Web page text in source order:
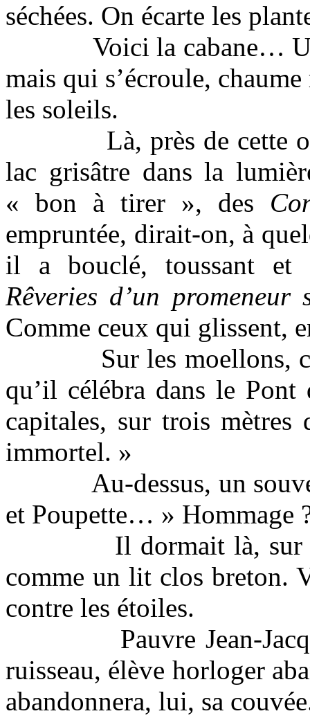
séchées. On écarte les
Voici la cabane…
mais qui s’écroule,
les soleils.
Là, près de cette
lac grisâtre dans la
« bon à tirer », des
empruntée, dirait-on, à
il a bouclé, toussant et
Rêveries d’un promeneur
Comme ceux qui glissent,
Sur les moellons,
qu’il célébra dans le
capitales, sur trois mètres
immortel. »
Au-dessus, un
et Poupette… » Hommage
Il dormait là, sur
comme un lit clos breton.
contre les étoiles.
Pauvre Jean-
ruisseau, élève horloger
abandonnera, lui, sa